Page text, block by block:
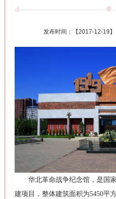
发布时间：【2017-12-19
华北革命战争纪念馆，是国
建项目，整体建筑面积为5450平